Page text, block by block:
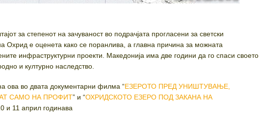
за степенот на зачуваност во подрачјата прогласени за светски
Охрид е оценета како се поранлива, а главна причина за можната
инфраструктурни проекти. Македонија има две години да го спаси своето
и културно наследство.
ова во двата документарни филма “ЕЗЕРОТО ПРЕД УНИШТУВАЊЕ,
САМО НА ПРОФИТ” и “ОХРИДСКОТО ЕЗЕРО ПОД ЗАКАНА НА
и 11 април годинава